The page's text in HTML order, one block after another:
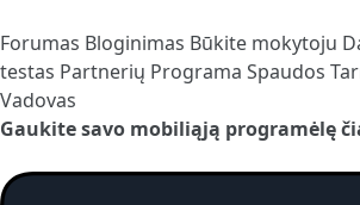
Forumas Bloginimas Būkite mokytoju
testas Partnerių Programa Spaudos
Vadovas
Gaukite savo mobiliąją programėlę